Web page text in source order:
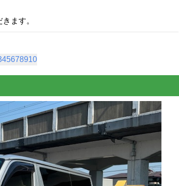
ます。
45678910